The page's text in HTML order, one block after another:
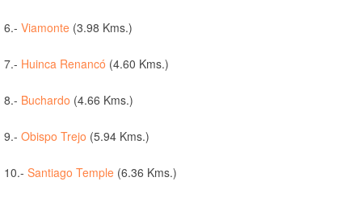
6.- Viamonte (3.98 Kms.)
7.- Huinca Renancó (4.60 Kms.)
8.- Buchardo (4.66 Kms.)
9.- Obispo Trejo (5.94 Kms.)
10.- Santiago Temple (6.36 Kms.)